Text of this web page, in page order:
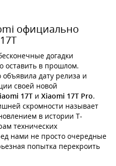
официально
догадки
оставить в прошлом.
дату релиза и
своей новой
17T и Xiaomi 17T Pro.
скромности называет
в истории Т-
технических
нами не просто очередные
попытка перекроить